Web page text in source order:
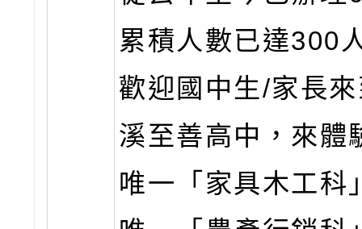
累積人數已達300
歡迎國中生/家長
溪至善高中，來體
唯一「家具木工科